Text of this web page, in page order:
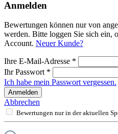
Anmelden
Bewertungen können nur von
werden. Bitte loggen Sie sich ein,
Account. Neuer Kunde?
Ihre E-Mail-Adresse *
Ihr Passwort *
Ich habe mein Passwort vergessen.
Anmelden
Abbrechen
Bewertungen nur in der aktuellen